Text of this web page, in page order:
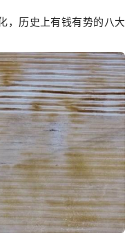
，历史上有钱有势的八大